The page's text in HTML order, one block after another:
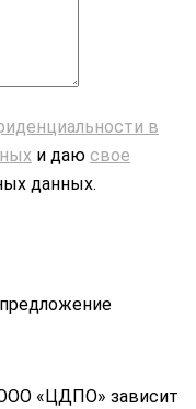
в
и даю свое
данных.
«ЦДПО» зависит